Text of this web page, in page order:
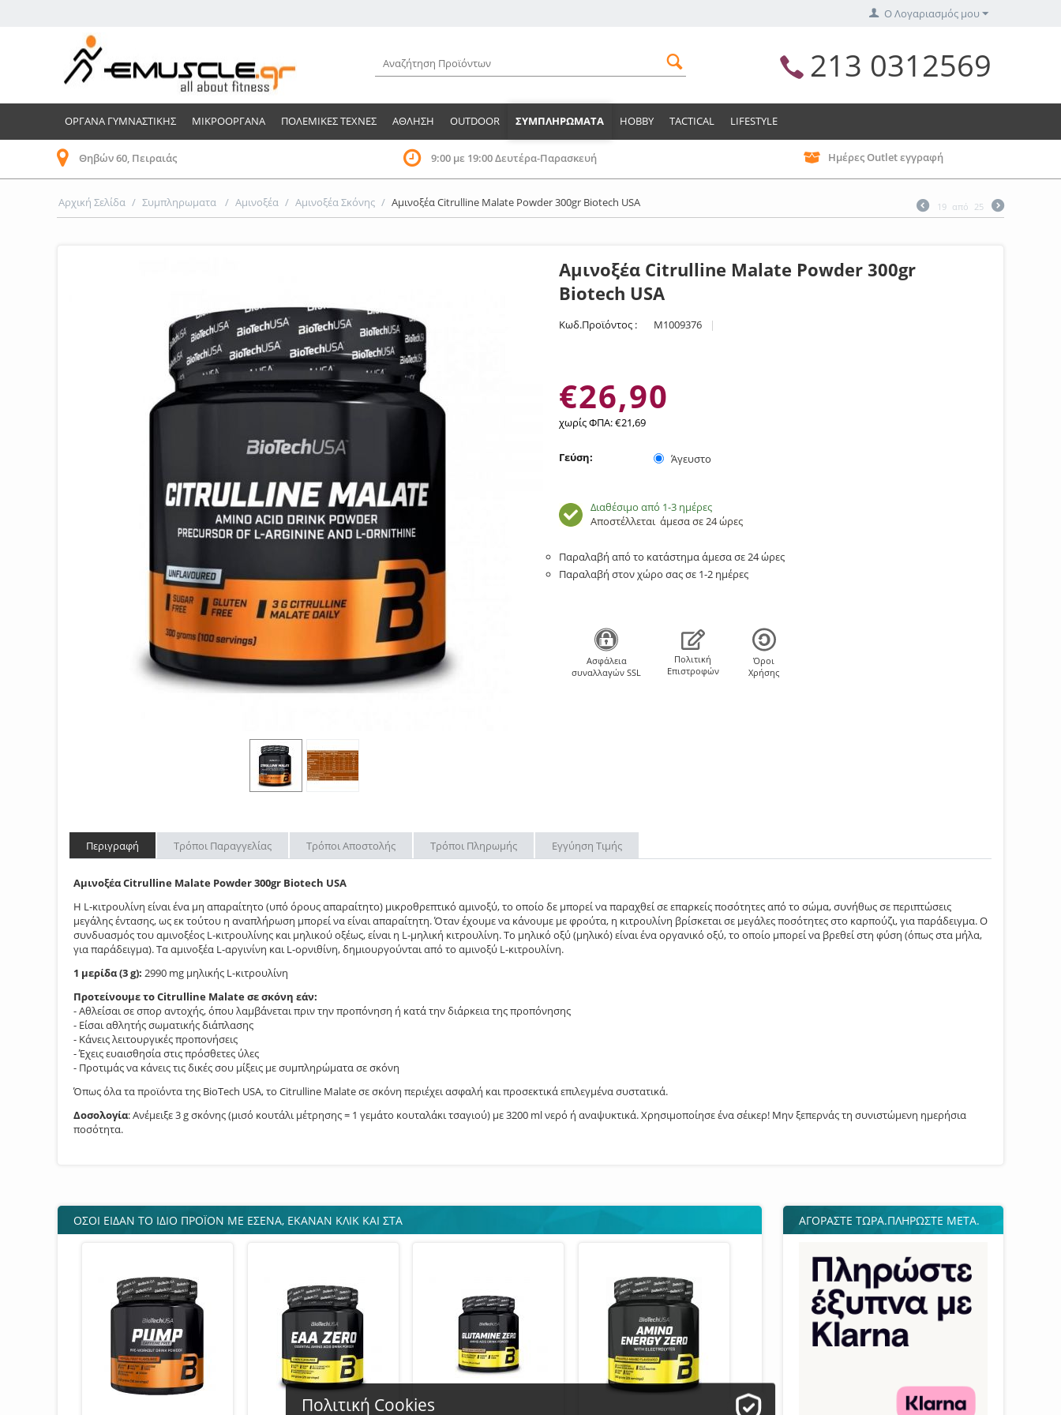
Ο Λογαριασμός μου
213 0312569
ΟΡΓΑΝΑ ΓΥΜΝΑΣΤΙΚΗΣ ΜΙΚΡΟΟΡΓΑΝΑ ΠΟΛΕΜΙΚΕΣ ΤΕΧΝΕΣ ΑΘΛΗΣΗ OUTDOOR ΣΥΜΠΛΗΡΩΜΑΤΑ HOBBY TACTICAL LIFESTYLE
Θηβών 60, Πειραιάς 9:00 με 19:00 Δευτέρα-Παρασκευή Ημέρες Outlet εγγραφή
Αρχική Σελίδα / Συμπληρωματα / Αμινοξέα / Αμινοξέα Σκόνης / Αμινοξέα Citrulline Malate Powder 300gr Biotech USA 19 από 25
Αμινοξέα Citrulline Malate Powder 300gr
Biotech USA
Κωδ.Προϊόντος : M1009376 |
€26,90
χωρίς ΦΠΑ:€21,69
Γεύση: Άγευστο
Διαθέσιμο από 1-3 ημέρες
Αποστέλλεται άμεσα σε 24 ώρες
Παραλαβή από το κατάστημα άμεσα σε 24 ώρες
Παραλαβή στον χώρο σας σε 1-2 ημέρες
Aσφάλεια
συναλλαγών SSL
Πολιτική
Επιστροφών
Όροι
Χρήσης
Περιγραφή Τρόποι Παραγγελίας Τρόποι Αποστολής Τρόποι Πληρωμής Εγγύηση Τιμής
Αμινοξέα Citrulline Malate Powder 300gr Biotech USA
Η L-κιτρουλίνη είναι ένα μη απαραίτητο (υπό όρους απαραίτητο) μικροθρεπτικό αμινοξύ, το οποίο δε μπορεί να παραχθεί σε επαρκείς ποσότητες από το σώμα, συνήθως σε περιπτώσεις
μεγάλης έντασης, ως εκ τούτου η αναπλήρωση μπορεί να είναι απαραίτητη. Όταν έχουμε να κάνουμε με φρούτα, η κιτρουλίνη βρίσκεται σε μεγάλες ποσότητες στο καρπούζι, για παράδειγμα. Ο
συνδυασμός του αμινοξέος L-κιτρουλίνης και μηλικού οξέως, είναι η L-μηλική κιτρουλίνη. Το μηλικό οξύ (μηλικό) είναι ένα οργανικό οξύ, το οποίο μπορεί να βρεθεί στη φύση (όπως στα μήλα,
για παράδειγμα). Τα αμινοξέα L-αργινίνη και L-ορνιθίνη, δημιουργούνται από το αμινοξύ L-κιτρουλίνη.
1 μερίδα (3 g): 2990 mg μηλικής L-κιτρουλίνη
Προτείνουμε το Citrulline Malate σε σκόνη εάν:
- Αθλείσαι σε σπορ αντοχής, όπου λαμβάνεται πριν την προπόνηση ή κατά την διάρκεια της προπόνησης
- Είσαι αθλητής σωματικής διάπλασης
- Κάνεις λειτουργικές προπονήσεις
- Έχεις ευαισθησία στις πρόσθετες ύλες
- Προτιμάς να κάνεις τις δικές σου μίξεις με συμπληρώματα σε σκόνη
Όπως όλα τα προϊόντα της BioTech USA, το Citrulline Malate σε σκόνη περιέχει ασφαλή και προσεκτικά επιλεγμένα συστατικά.
Δοσολογία: Ανέμειξε 3 g σκόνης (μισό κουτάλι μέτρησης = 1 γεμάτο κουταλάκι τσαγιού) με 3200 ml νερό ή αναψυκτικά. Χρησιμοποίησε ένα σέικερ! Μην ξεπερνάς τη συνιστώμενη ημερήσια
ποσότητα.
ΌΣΟΙ ΕΙΔΑΝ ΤO ΙΔΙΟ ΠΡΟΪΟΝ ΜΕ ΕΣΕΝΑ, ΕΚΑΝΑΝ ΚΛΙΚ ΚΑΙ ΣΤΑ ΑΓΟΡΑΣΤΕ ΤΩΡΑ.ΠΛΗΡΩΣΤΕ ΜΕΤΑ.
Πολιτική Cookies